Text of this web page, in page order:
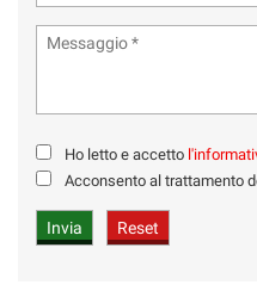
Ho letto e accetto
Acconsento al trattamento